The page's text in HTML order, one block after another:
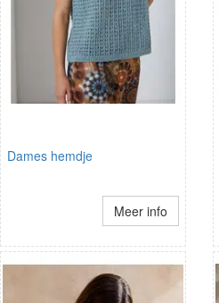
Dames hemdje
Meer info